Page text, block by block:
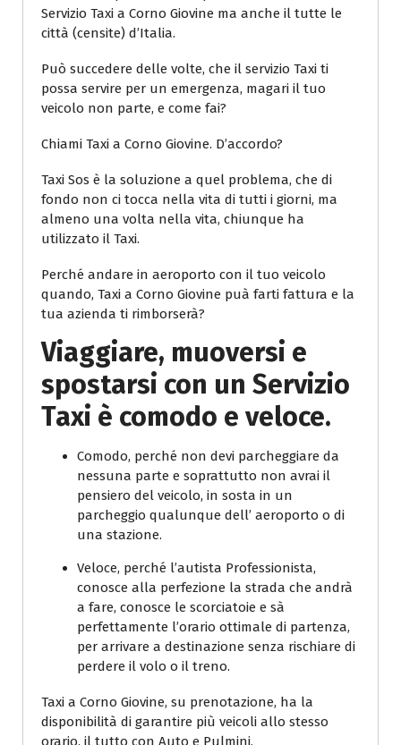
Servizio Taxi a Corno Giovine ma anche il tutte le
città (censite) d’Italia.
Può succedere delle volte, che il servizio Taxi ti
possa servire per un emergenza, magari il tuo
veicolo non parte, e come fai?
Chiami Taxi a Corno Giovine. D’accordo?
Taxi Sos è la soluzione a quel problema, che di
fondo non ci tocca nella vita di tutti i giorni, ma
almeno una volta nella vita, chiunque ha
utilizzato il Taxi.
Perché andare in aeroporto con il tuo veicolo
quando, Taxi a Corno Giovine puà farti fattura e la
tua azienda ti rimborserà?
Viaggiare, muoversi e
spostarsi con un Servizio
Taxi è comodo e veloce.
Comodo, perché non devi parcheggiare da
nessuna parte e soprattutto non avrai il
pensiero del veicolo, in sosta in un
parcheggio qualunque dell’ aeroporto o di
una stazione.
Veloce, perché l’autista Professionista,
conosce alla perfezione la strada che andrà
a fare, conosce le scorciatoie e sà
perfettamente l’orario ottimale di partenza,
per arrivare a destinazione senza rischiare di
perdere il volo o il treno.
Taxi a Corno Giovine, su prenotazione, ha la
disponibilità di garantire più veicoli allo stesso
orario, il tutto con Auto e Pulmini.